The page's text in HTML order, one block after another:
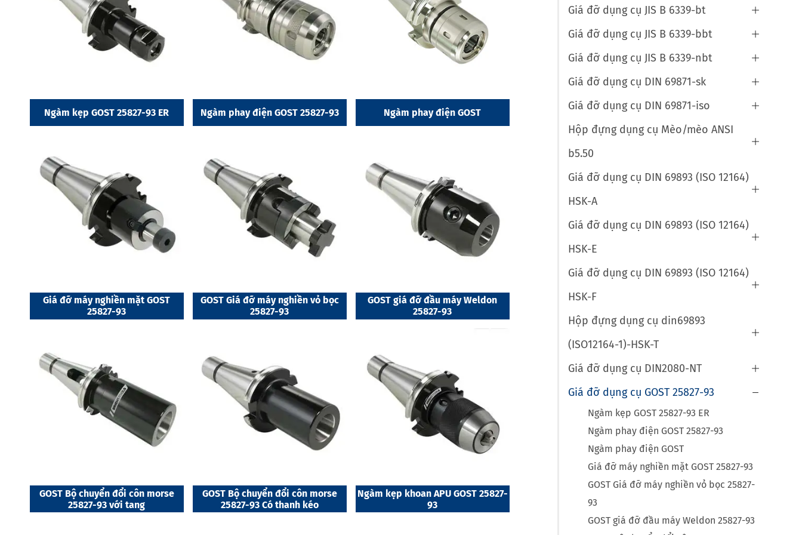
Ngàm kẹp GOST 25827-93 ER Ngàm phay điện GOST 25827-93 Ngàm phay điện GOST
Giá đỡ máy nghiền mặt GOST
25827-93
GOST Giá đỡ máy nghiền vỏ bọc
25827-93
GOST giá đỡ đầu máy Weldon
25827-93
GOST Bộ chuyển đổi côn morse
25827-93 với tang
GOST Bộ chuyển đổi côn morse
25827-93 Có thanh kéo
Ngàm kẹp khoan APU GOST 25827-
93
Giá đỡ dụng cụ JIS B 6339-bt 
Giá đỡ dụng cụ JIS B 6339-bbt 
Giá đỡ dụng cụ JIS B 6339-nbt 
Giá đỡ dụng cụ DIN 69871-sk 
Giá đỡ dụng cụ DIN 69871-iso 
Hộp đựng dụng cụ Mèo/mèo ANSI
b5.50

Giá đỡ dụng cụ DIN 69893 (ISO 12164)
HSK-A

Giá đỡ dụng cụ DIN 69893 (ISO 12164)
HSK-E

Giá đỡ dụng cụ DIN 69893 (ISO 12164)
HSK-F

Hộp đựng dụng cụ din69893
(ISO12164-1)-HSK-T

Giá đỡ dụng cụ DIN2080-NT 
Giá đỡ dụng cụ GOST 25827-93 
Ngàm kẹp GOST 25827-93 ER
Ngàm phay điện GOST 25827-93
Ngàm phay điện GOST
Giá đỡ máy nghiền mặt GOST 25827-93
GOST Giá đỡ máy nghiền vỏ bọc 25827-
93
GOST giá đỡ đầu máy Weldon 25827-93